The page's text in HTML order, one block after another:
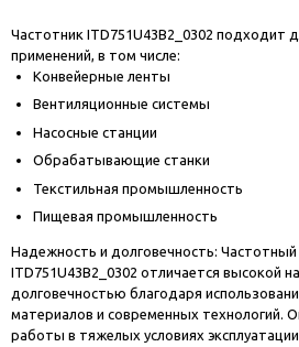
Частотник ITD751U43B2_0302 подходит
применений, в том числе:
Конвейерные ленты
Вентиляционные системы
Насосные станции
Обрабатывающие станки
Текстильная промышленность
Пищевая промышленность
Надежность и долговечность:
ITD751U43B2_0302 отличается высокой
долговечностью благодаря
материалов и современных технологий.
работы в тяжелых условиях